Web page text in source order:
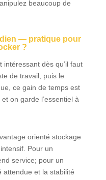
beaucoup de
— pratique pour
?
intéressant dès qu’il faut
de travail, puis le
ce gain de temps est
on garde l’essentiel à
orienté stockage
Pour un
service; pour un
attendue et la stabilité